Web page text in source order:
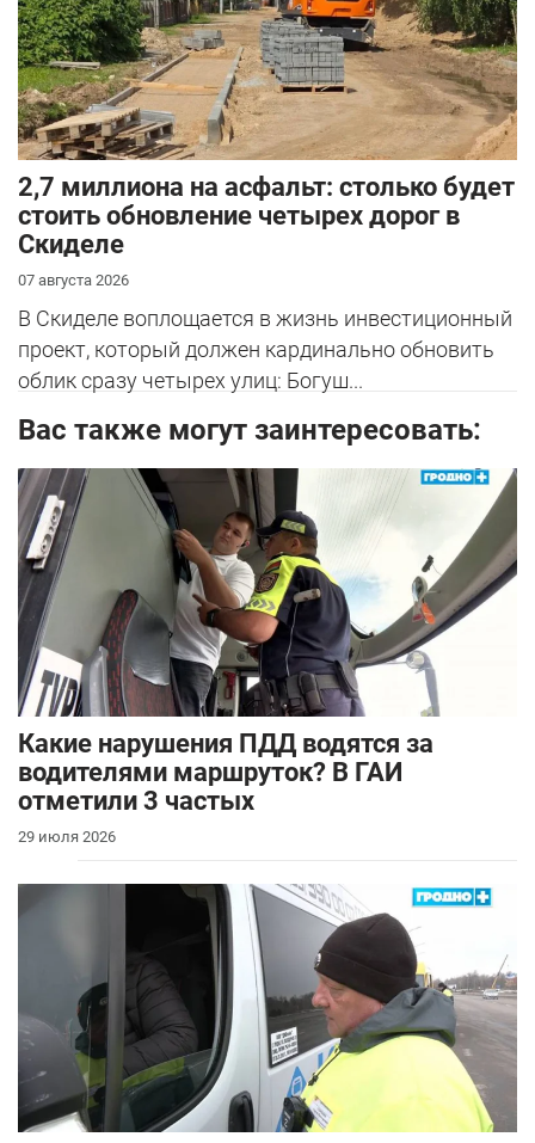
2,7 миллиона на асфальт: столько будет
стоить обновление четырех дорог в
Скиделе
07 августа 2026
В Скиделе воплощается в жизнь инвестиционный
проект, который должен кардинально обновить
облик сразу четырех улиц: Богуш...
Вас также могут заинтересовать:
Какие нарушения ПДД водятся за
водителями маршруток? В ГАИ
отметили 3 частых
29 июля 2026